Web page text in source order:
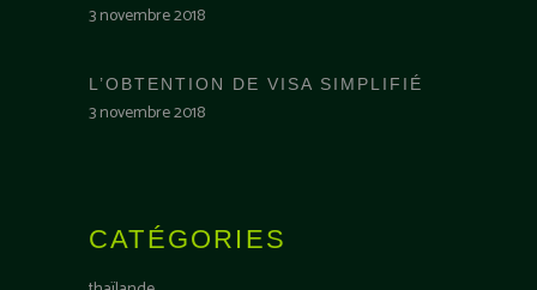
3 novembre 2018
L’OBTENTION DE VISA SIMPLIFIÉ
3 novembre 2018
CATÉGORIES